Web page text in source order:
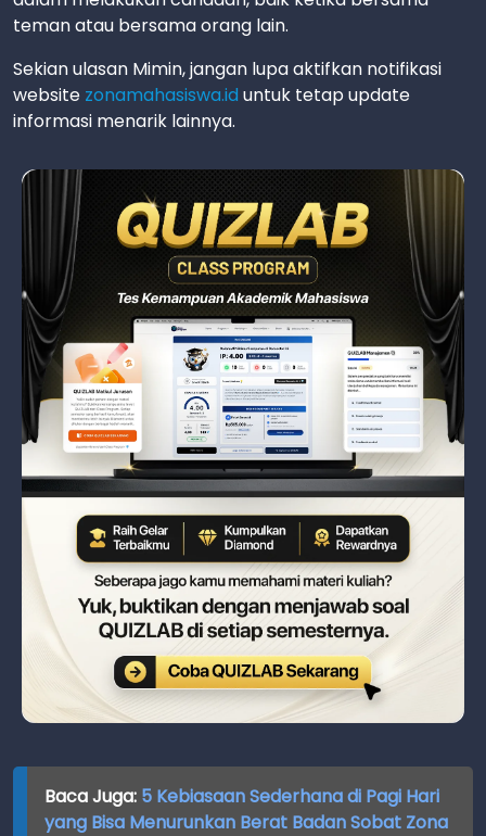
teman atau bersama orang lain.
Sekian ulasan Mimin, jangan lupa aktifkan notifikasi
website zonamahasiswa.id untuk tetap update
informasi menarik lainnya.
Baca Juga: 5 Kebiasaan Sederhana di Pagi Hari
yang Bisa Menurunkan Berat Badan Sobat Zona